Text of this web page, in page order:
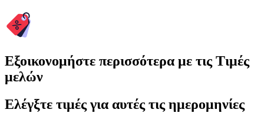
Εξοικονομήστε περισσότερα με τις Τιμές
μελών
Ελέγξτε τιμές για αυτές τις ημερομηνίες